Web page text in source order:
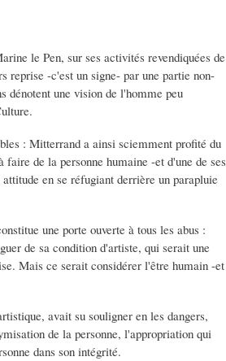
le Pen, sur ses activités revendiquées de
reprise -c'est un signe- par une partie non-
dénotent une vision de l'homme peu
: Mitterrand a ainsi sciemment profité du
de la personne humaine -et d'une de ses
en se réfugiant derrière un parapluie
une porte ouverte à tous les abus :
de sa condition d'artiste, qui serait une
Mais ce serait considérer l'être humain -et
avait su souligner en les dangers,
de la personne, l'appropriation qui
dans son intégrité.